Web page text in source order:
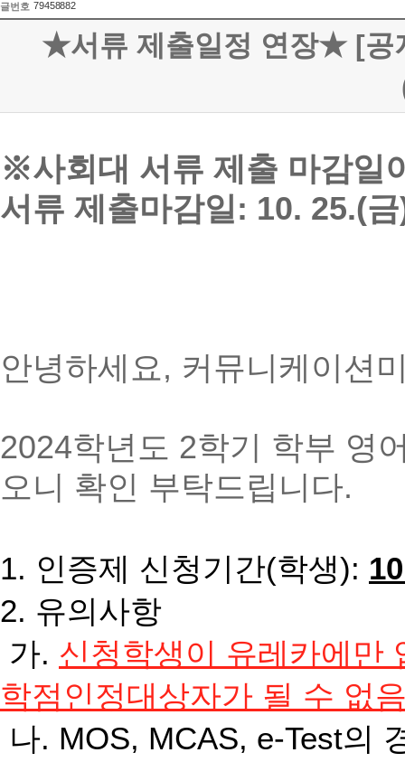
글번호 79458882
★서류 제출일정 연장★ [공
※사회대 서류 제출 마감일
서류 제출마감일: 10. 25.(
안녕하세요, 커뮤니케이션
2024학년도 2학기 학부 영
오니 확인 부탁드립니다.
1. 인증제 신청기간(학생):
2. 유의사항
가. 신청학생이 유레카에만
학점인정대상자가 될 수 없
나. MOS, MCAS, e-Test의